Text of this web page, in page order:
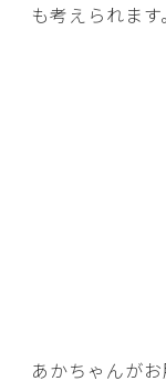
も考えられます。
あかちゃんが